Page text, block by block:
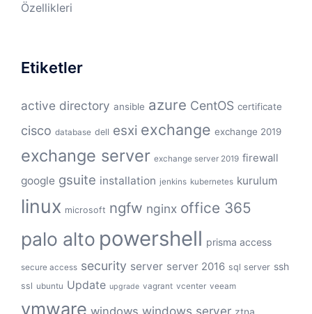
Özellikleri
Etiketler
active directory ansible azure CentOS certificate
cisco database dell esxi exchange exchange 2019
exchange server exchange server 2019 firewall
google gsuite installation jenkins kubernetes kurulum
linux microsoft ngfw nginx office 365
palo alto powershell prisma access
secure access security server server 2016 sql server ssh
ssl ubuntu Update upgrade vagrant vcenter veeam
vmware windows windows server ztna